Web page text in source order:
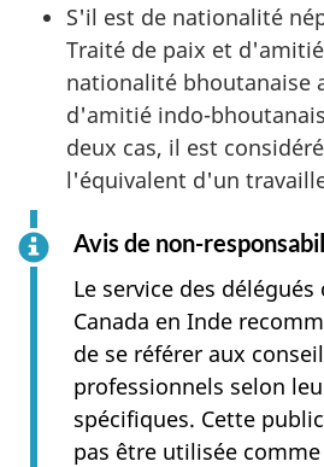
S'il est de nationalité
Traité de paix et
nationalité bhoutanaise
d'amitié indo-
deux cas, il est
l'équivalent d'un
Avis de non-
Le service des
Canada en Inde
de se référer aux
professionnels selon
spécifiques. Cette
pas être utilisée